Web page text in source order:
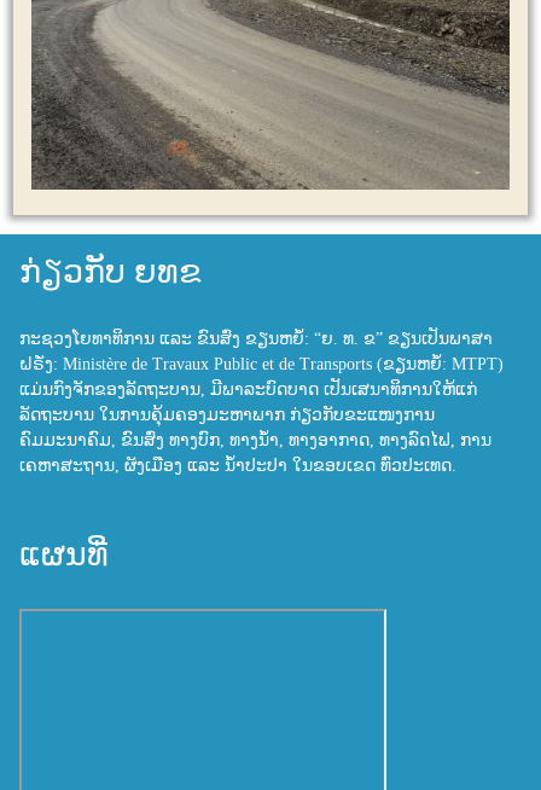
ກ່ຽວກັບ ຍທຂ
ກະຊວງໂຍທາທິການ ແລະ ຂົນສົ່ງ ຂຽນຫຍໍ້: “ຍ. ທ. ຂ” ຂຽນເປັນພາສາ
ຝຣັ່ງ: Ministère de Travaux Public et de Transports (ຂຽນຫຍໍ້: MTPT)
ແມ່ນກົງຈັກຂອງລັດຖະບານ, ມີພາລະບົດບາດ ເປັນເສນາທິການໃຫ້ແກ່
ລັດຖະບານ ໃນການຄຸ້ມຄອງມະຫາພາກ ກ່ຽວກັບຂະແໜງການ
ຄົມມະນາຄົມ, ຂົນສົ່ງ ທາງບົກ, ທາງນ້ຳ, ທາງອາກາດ, ທາງລົດໄຟ, ການ
ເຄຫາສະຖານ, ຜັງເມືອງ ແລະ ນ້ຳປະປາ ໃນຂອບເຂດ ທົ່ວປະເທດ.
ແຜນທີ່